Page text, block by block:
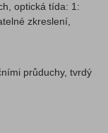
optická tída: 1:
zkreslení,
průduchy, tvrdý